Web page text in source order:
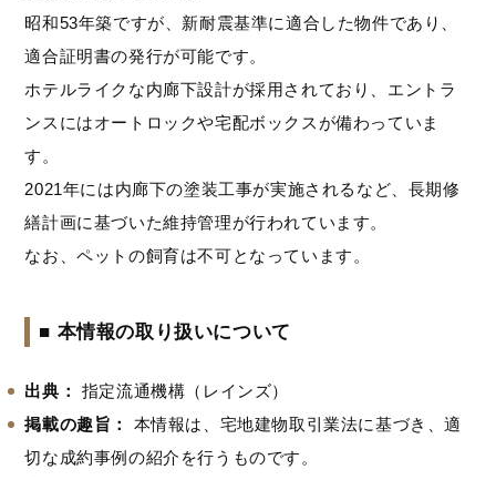
昭和53年築ですが、新耐震基準に適合した物件であり、
適合証明書の発行が可能です。
ホテルライクな内廊下設計が採用されており、エントラ
ンスにはオートロックや宅配ボックスが備わっていま
す。
2021年には内廊下の塗装工事が実施されるなど、長期修
繕計画に基づいた維持管理が行われています。
なお、ペットの飼育は不可となっています。
■ 本情報の取り扱いについて
出典：
指定流通機構（レインズ）
掲載の趣旨：
本情報は、宅地建物取引業法に基づき、適
切な成約事例の紹介を行うものです。